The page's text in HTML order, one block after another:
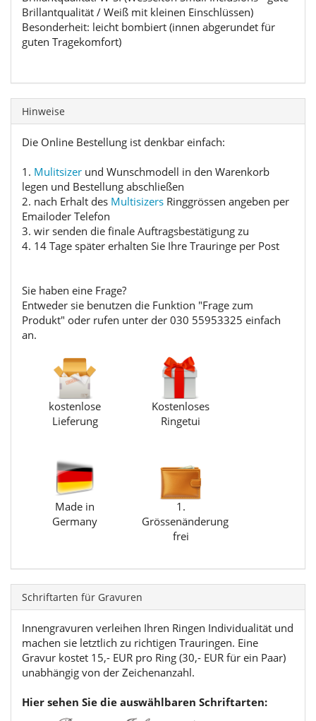
Brillantqualität / Weiß mit kleinen Einschlüssen)
Besonderheit: leicht bombiert (innen abgerundet für
guten Tragekomfort)
Hinweise
Die Online Bestellung ist denkbar einfach:
1. Mulitsizer und Wunschmodell in den Warenkorb
legen und Bestellung abschließen
2. nach Erhalt des Multisizers Ringgrössen angeben per
Emailoder Telefon
3. wir senden die finale Auftragsbestätigung zu
4. 14 Tage später erhalten Sie Ihre Trauringe per Post
Sie haben eine Frage?
Entweder sie benutzen die Funktion "Frage zum
Produkt" oder rufen unter der 030 55953325 einfach
an.
kostenlose
Lieferung
Kostenloses
Ringetui
Made in
Germany
1.
Grössenänderung
frei
Schriftarten für Gravuren
Innengravuren verleihen Ihren Ringen Individualität und
machen sie letztlich zu richtigen Trauringen. Eine
Gravur kostet 15,- EUR pro Ring (30,- EUR für ein Paar)
unabhängig von der Zeichenanzahl.
Hier sehen Sie die auswählbaren Schriftarten: